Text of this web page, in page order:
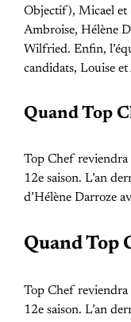
Objectif), Micael et
Ambroise, Hélène
Wilfried. Enfin,
candidats, Louise
Quand Top
Top Chef
12e saison. L’an
d’Hélène Darroze
Quand Top
Top Chef
12e saison. L’an